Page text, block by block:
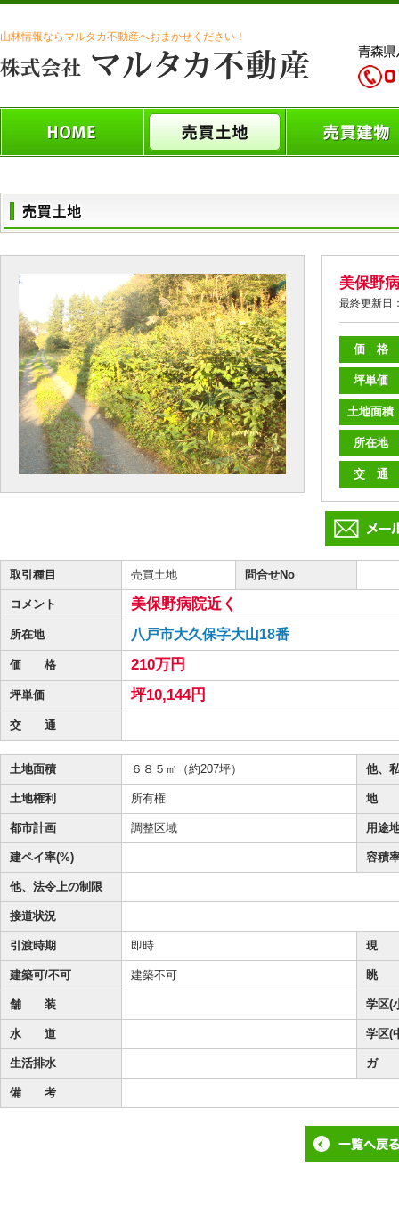
山林情報ならマルタカ不動産へおまかせください！
美保野
最終更新日
価 格
坪単価
土地面積
所在地
交 通
取引種目 売買土地 問合せNo
コメント 美保野病院近く
所在地 八戸市大久保字大山18番
価 格 210万円
坪単価 坪10,144円
交 通
土地面積 ６８５㎡（約207坪） 他、
土地権利 所有権 地
都市計画 調整区域 用途
建ペイ率(%) 容積
他、法令上の制限
接道状況
引渡時期 即時 現
建築可/不可 建築不可 眺
舗 装 学区(
水 道 学区(
生活排水 ガ
備 考